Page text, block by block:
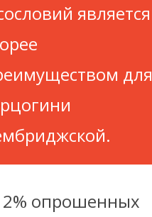
является
для
2% опрошенных